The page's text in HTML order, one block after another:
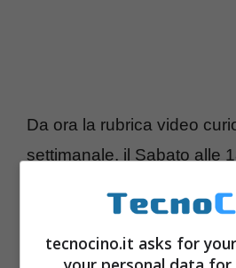
Da ora la rubrica video
settimanale, il Sabato alle
ammirare la collezione dei
fate voi) video o tendenze
segnalati da voi cari lettori.
tecnocino.it asks for